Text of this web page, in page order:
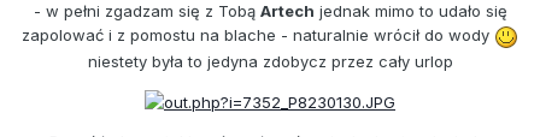
- w pełni zgadzam się z Tobą Artech jednak mimo to udało się
zapolować i z pomostu na blache - naturalnie wrócił do wody
niestety była to jedyna zdobycz przez cały urlop